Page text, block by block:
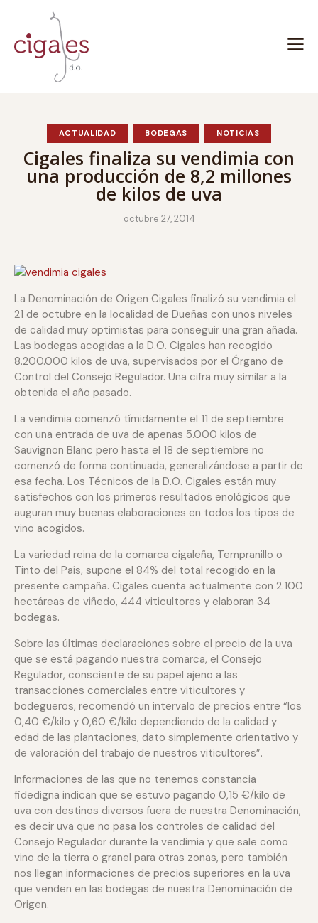
ACTUALIDAD BODEGAS NOTICIAS
Cigales finaliza su vendimia con
una producción de 8,2 millones
de kilos de uva
octubre 27, 2014
La Denominación de Origen Cigales finalizó su vendimia el
21 de octubre en la localidad de Dueñas con unos niveles
de calidad muy optimistas para conseguir una gran añada.
Las bodegas acogidas a la D.O. Cigales han recogido
8.200.000 kilos de uva, supervisados por el Órgano de
Control del Consejo Regulador. Una cifra muy similar a la
obtenida el año pasado.
La vendimia comenzó tímidamente el 11 de septiembre
con una entrada de uva de apenas 5.000 kilos de
Sauvignon Blanc pero hasta el 18 de septiembre no
comenzó de forma continuada, generalizándose a partir de
esa fecha. Los Técnicos de la D.O. Cigales están muy
satisfechos con los primeros resultados enológicos que
auguran muy buenas elaboraciones en todos los tipos de
vino acogidos.
La variedad reina de la comarca cigaleña, Tempranillo o
Tinto del País, supone el 84% del total recogido en la
presente campaña. Cigales cuenta actualmente con 2.100
hectáreas de viñedo, 444 viticultores y elaboran 34
bodegas.
Sobre las últimas declaraciones sobre el precio de la uva
que se está pagando nuestra comarca, el Consejo
Regulador, consciente de su papel ajeno a las
transacciones comerciales entre viticultores y
bodegueros, recomendó un intervalo de precios entre “los
0,40 €/kilo y 0,60 €/kilo dependiendo de la calidad y
edad de las plantaciones, dato simplemente orientativo y
de valoración del trabajo de nuestros viticultores”.
Informaciones de las que no tenemos constancia
fidedigna indican que se estuvo pagando 0,15 €/kilo de
uva con destinos diversos fuera de nuestra Denominación,
es decir uva que no pasa los controles de calidad del
Consejo Regulador durante la vendimia y que sale como
vino de la tierra o granel para otras zonas, pero también
nos llegan informaciones de precios superiores en la uva
que venden en las bodegas de nuestra Denominación de
Origen.